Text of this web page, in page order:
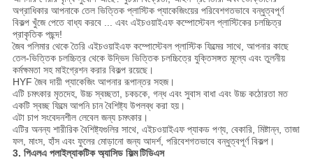
অগ্রাধিকার আপনাকে তেল ভিত্তিক প্লাস্টিক প্যাকেজিংয়ের পরিবেশগতভাবে বন্ধুত্বপূর্ণ
বিকল্প খুঁজে পেতে বাধ্য করবে ... এবং এইচওয়াইএফ কম্পোস্টেবল প্লাস্টিকের চলচ্চিত্র
প্রাকৃতিক পছন্দ!
জৈব পলিমার থেকে তৈরি এইচওয়াইএফ কম্পোস্টেবল প্লাস্টিক ফিল্মের সাথে, আপনার কাছে
তেল-ভিত্তিক চলচ্চিত্র থেকে উদ্ভিদ ভিত্তিক চলচ্চিত্রে যুক্তিসঙ্গত মূল্যে এবং তুলনীয়
কর্মক্ষমতা সহ মাইগ্রেশন করার বিকল্প রয়েছে।
HYF জৈব দায়ী প্যাকেজিং আপনার রূপান্তর সহজ।
এটি চমৎকার মৃতদেহ, উচ্চ স্বচ্ছতা, চকচকে, গন্ধ এবং সুবাস বাধা এবং উচ্চ কঠোরতা মত
একটি স্বচ্ছ ফিল্মে আপনি চান বৈশিষ্ট্য উপলব্ধ করা হয়।
এটা চাপ সংবেদনশীল লেবেল জন্য চমৎকার।
এটির অনন্য শারীরিক বৈশিষ্ট্যগুলির সাথে, এইচওয়াইএফ প্যাকড পণ্য, বেকারি, মিষ্টান্ন, তাজা
ফল, মাংস, হাঁস এবং ফুলের মোড়ানো জন্য আদর্শ, পরিবেশগতভাবে বন্ধুত্বপূর্ণ বিকল্প।
3. পিএলএ পলাইল্যাকটিক অ্যাসিড ফিল্মটিডিএস